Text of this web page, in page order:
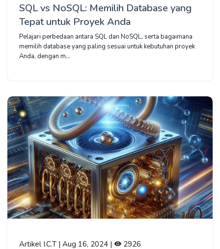
SQL vs NoSQL: Memilih Database yang
Tepat untuk Proyek Anda
Pelajari perbedaan antara SQL dan NoSQL, serta bagaimana
memilih database yang paling sesuai untuk kebutuhan proyek
Anda, dengan m...
Artikel I.C.T | Aug 16, 2024 | 2926